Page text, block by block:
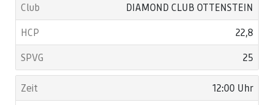
DIAMOND CLUB OTTENSTEIN
22,8
25
12:00 Uhr